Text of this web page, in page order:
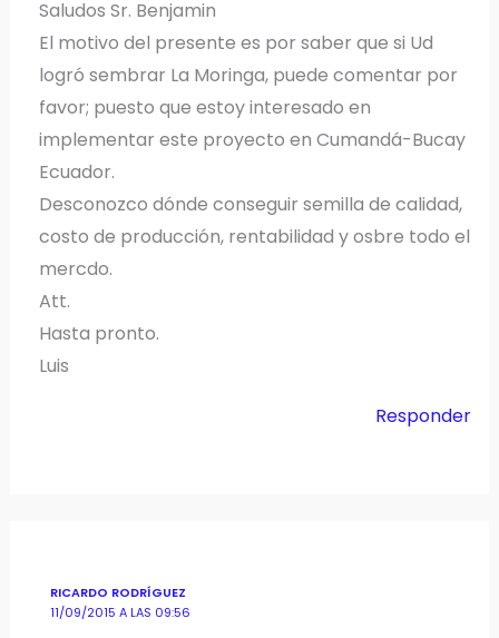
Saludos Sr. Benjamin
El motivo del presente es por saber que si Ud
logró sembrar La Moringa, puede comentar por
favor; puesto que estoy interesado en
implementar este proyecto en Cumandá-Bucay
Ecuador.
Desconozco dónde conseguir semilla de calidad,
costo de producción, rentabilidad y osbre todo el
mercdo.
Att.
Hasta pronto.
Luis
Responder
RICARDO RODRÍGUEZ
11/09/2015 A LAS 09:56